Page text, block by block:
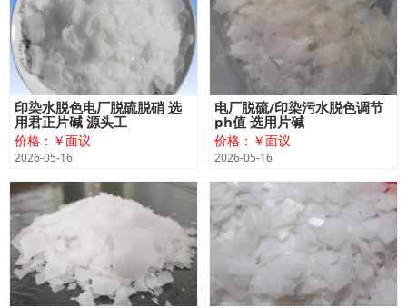
印染水脱色电厂脱硫脱硝 选
用君正片碱 源头工
价格：￥面议
2026-05-16
电厂脱硫/印染污水脱色调节
ph值 选用片碱
价格：￥面议
2026-05-16